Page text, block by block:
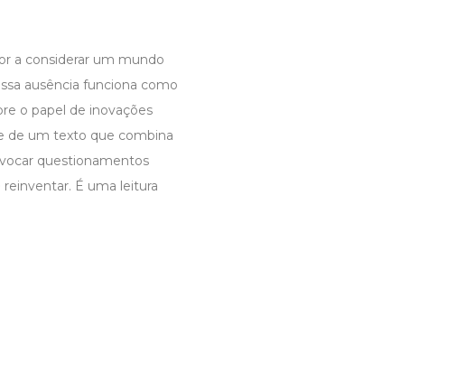
a considerar um mundo
ausência funciona como
o papel de inovações
de um texto que combina
questionamentos
É uma leitura